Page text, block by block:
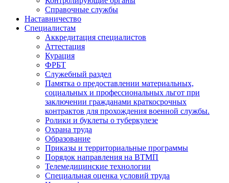
Справочные службы
Наставничество
Специалистам
Аккредитация специалистов
Аттестация
Курация
ФРБТ
Служебный раздел
Памятка о предоставлении материальных,
социальных и профессиональных льгот при
заключении гражданами краткосрочных
контрактов для прохождения военной службы.
Ролики и буклеты о туберкулезе
Охрана труда
Образование
Приказы и территориальные программы
Порядок направления на ВТМП
Телемедицинские технологии
Специальная оценка условий труда